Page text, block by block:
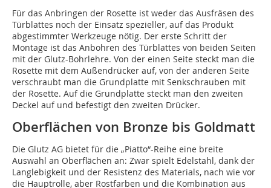
Für das Anbringen der Rosette ist weder das Ausfräsen des
Türblattes noch der Einsatz spezieller, auf das Produkt
abgestimmter Werkzeuge nötig. Der erste Schritt der
Montage ist das Anbohren des Türblattes von beiden Seiten
mit der Glutz-Bohrlehre. Von der einen Seite steckt man die
Rosette mit dem Außendrücker auf, von der anderen Seite
verschraubt man die Grundplatte mit Senkschrauben mit
der Rosette. Auf die Grundplatte steckt man den zweiten
Deckel auf und befestigt den zweiten Drücker.
Oberflächen von Bronze bis Goldmatt
Die Glutz AG bietet für die „Piatto“-Reihe eine breite
Auswahl an Oberflächen an: Zwar spielt Edelstahl, dank der
Langlebigkeit und der Resistenz des Materials, nach wie vor
die Hauptrolle, aber Rostfarben und die Kombination aus